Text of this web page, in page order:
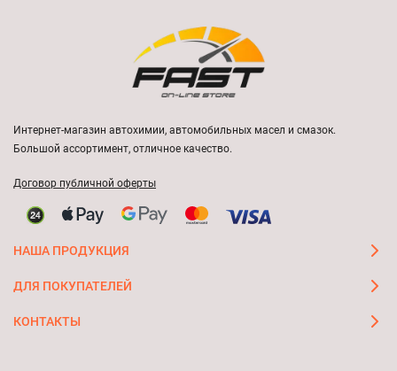
Интернет-магазин автохимии, автомобильных масел и смазок.
Большой ассортимент, отличное качество.
Договор публичной оферты
НАША ПРОДУКЦИЯ
ДЛЯ ПОКУПАТЕЛЕЙ
КОНТАКТЫ